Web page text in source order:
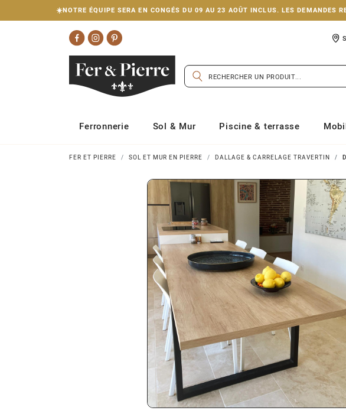
☀️NOTRE ÉQUIPE SERA EN CONGÉS DU 09 AU 23 AOÛT INCLUS. LES DEMANDES
Ferronnerie Sol & Mur Piscine & terrasse
FER ET PIERRE SOL ET MUR EN PIERRE DALLAGE & CARRELAGE TRAVERTIN